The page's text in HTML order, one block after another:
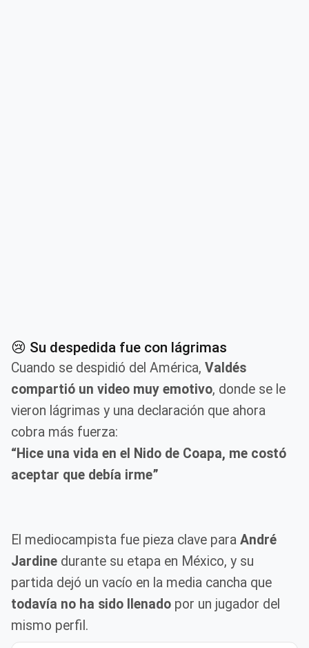
😢 Su despedida fue con lágrimas
Cuando se despidió del América, Valdés
compartió un video muy emotivo, donde se le
vieron lágrimas y una declaración que ahora
cobra más fuerza:
“Hice una vida en el Nido de Coapa, me costó
aceptar que debía irme”
El mediocampista fue pieza clave para André
Jardine durante su etapa en México, y su
partida dejó un vacío en la media cancha que
todavía no ha sido llenado por un jugador del
mismo perfil.